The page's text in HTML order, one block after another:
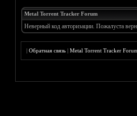
Metal Torrent Tracker Forum
Неверный код авторизации. Пожалуста
|Обратная связь |Metal Torrent Tracker